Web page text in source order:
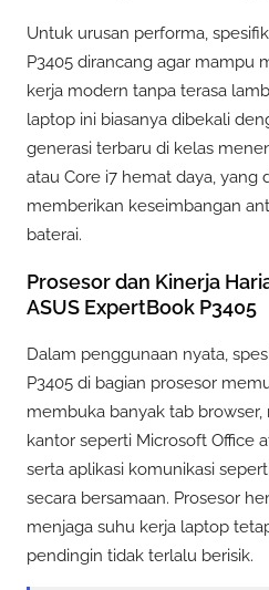
Untuk urusan performa,
P3405 dirancang agar mampu
kerja modern tanpa terasa
laptop ini biasanya dibekali
generasi terbaru di kelas
atau Core i7 hemat daya, yang
memberikan keseimbangan
baterai.
Prosesor dan Kinerja
ASUS ExpertBook P3405
Dalam penggunaan nyata,
P3405 di bagian prosesor
membuka banyak tab browser,
kantor seperti Microsoft Office
serta aplikasi komunikasi
secara bersamaan. Prosesor
menjaga suhu kerja laptop
pendingin tidak terlalu berisik.